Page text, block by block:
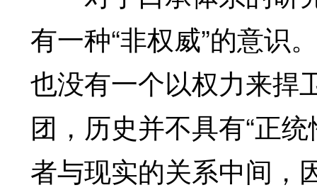
有一种“非权威”的意识
也没有一个以权力来捍
团，历史并不具有“正
者与现实的关系中间，